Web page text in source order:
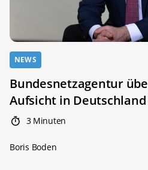
NEWS
Bundesnetzagentur
Aufsicht in Deutschland
3 Minuten
Boris Boden